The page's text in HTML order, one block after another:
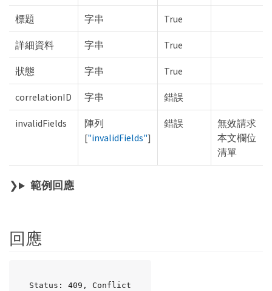
標題 字串 True
詳細資料 字串 True
狀態 字串 True
correlationID 字串 錯誤
invalidFields
陣列
["invalidFields"]
錯誤
無效請求
本文欄位
清單
範例回應
回應
Status: 409, Conflict